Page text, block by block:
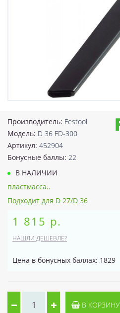
Производитель: Festool
Модель: D 36 FD-300
Артикул: 452904
Бонусные баллы: 22
В НАЛИЧИИ
пластмасса..
Подходит для D 27/D 36
1 815 р.
НАШЛИ ДЕШЕВЛЕ?
Цена в бонусных баллах: 1829
В КОРЗИНУ